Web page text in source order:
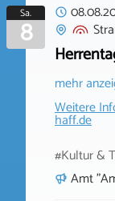
Sa.
8
mehr
Weitere
haff.de
#Kultur &
Amt